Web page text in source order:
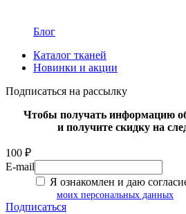
Блог
Каталог тканей
Новинки и акции
Подписаться на рассылку
Чтобы получать информацию
и получите скидку на
100 ₽
E-mail
Я ознакомлен и даю
моих персональных данных
Подписаться